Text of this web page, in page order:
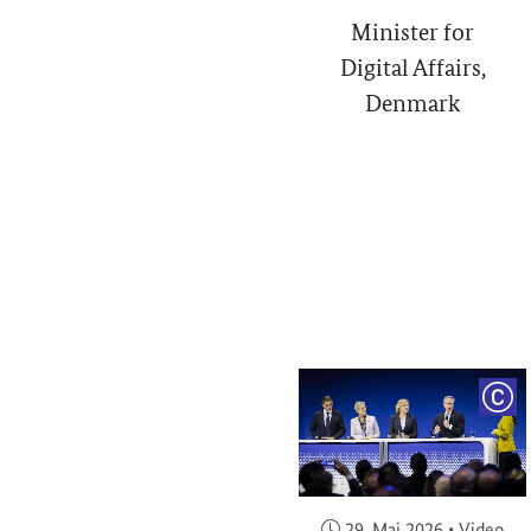
Minister for
Digital Affairs,
Denmark